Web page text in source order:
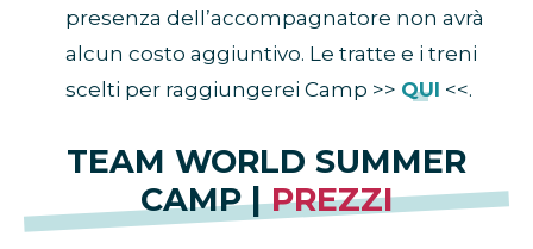
presenza dell’accompagnatore non avrà
alcun costo aggiuntivo. Le tratte e i treni
scelti per raggiungerei Camp >> QUI <<.
TEAM WORLD SUMMER
CAMP |PREZZI